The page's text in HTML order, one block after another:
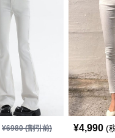
¥6980(割引前) ¥4,990 (